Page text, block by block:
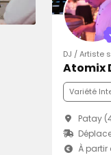
DJ / Artiste
Atomix
Variété
Patay
À partir